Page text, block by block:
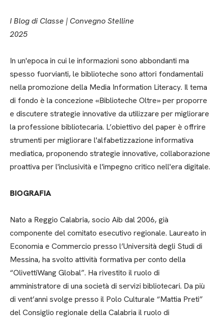
I Blog di Classe | Convegno Stelline
2025
In un'epoca in cui le informazioni sono abbondanti ma
spesso fuorvianti, le biblioteche sono attori fondamentali
nella promozione della Media Information Literacy. Il tema
di fondo è la concezione «Biblioteche Oltre» per proporre
e discutere strategie innovative da utilizzare per migliorare
la professione bibliotecaria. L’obiettivo del paper è offrire
strumenti per migliorare l'alfabetizzazione informativa
mediatica, proponendo strategie innovative, collaborazione
proattiva per l'inclusività e l'impegno critico nell'era digitale.
BIOGRAFIA
Nato a Reggio Calabria, socio Aib dal 2006, già
componente del comitato esecutivo regionale. Laureato in
Economia e Commercio presso l’Università degli Studi di
Messina, ha svolto attività formativa per conto della
“OlivettiWang Global”. Ha rivestito il ruolo di
amministratore di una società di servizi bibliotecari. Da più
di vent’anni svolge presso il Polo Culturale “Mattia Preti”
del Consiglio regionale della Calabria il ruolo di